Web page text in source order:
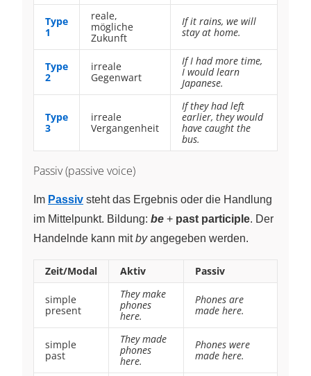
Type
1
reale,
mögliche
Zukunft
If it rains, we will
stay at home.
Type
2
irreale
Gegenwart
If I had more time,
I would learn
Japanese.
Type
3
irreale
Vergangenheit
If they had left
earlier, they would
have caught the
bus.
Passiv (passive voice)
Im Passiv steht das Ergebnis oder die Handlung
im Mittelpunkt. Bildung: be + past participle. Der
Handelnde kann mitbyangegeben werden.
Zeit/Modal Aktiv Passiv
simple
present
They make
phones
here.
Phones are
made here.
simple
past
They made
phones
here.
Phones were
made here.